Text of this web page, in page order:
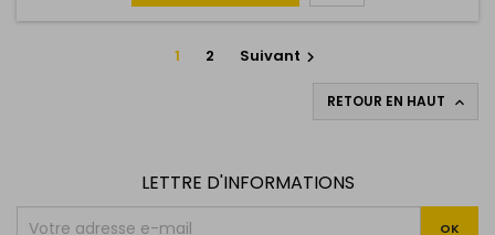
1 2 Suivant 
RETOUR EN HAUT 
LETTRE D'INFORMATIONS